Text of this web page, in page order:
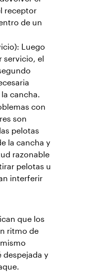
receptor
de un
Luego
servicio, el
cancha.
con
son
pelotas
la cancha y
razonable
pelotas u
interferir
que los
ritmo de
despejada y